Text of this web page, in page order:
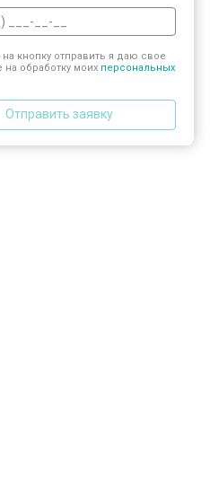
кнопку отправить я даю свое
на обработку моих персональных
Отправить заявку